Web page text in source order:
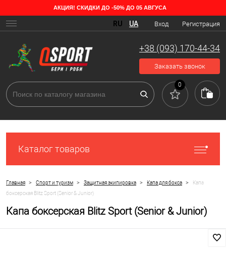
АКЦИЯ! СКИДКИ ДО -50% ДО 05 АВГУСА
Вход Регистрация
RU UA
+38 (093) 170-44-34
Заказать звонок
0
Каталог товаров
Главная > Спорт и туризм > Защитная экипировка > Капа для бокса >
Капа
боксерская Blitz Sport (Senior & Junior)
Капа боксерская Blitz Sport (Senior & Junior)